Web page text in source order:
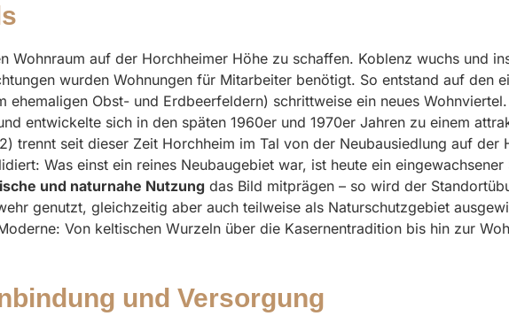
Wohnraum auf der Horchheimer Höhe zu schaffen. Koblenz wuchs und
wurden Wohnungen für Mitarbeiter benötigt. So entstand auf den
Obst- und Erdbeerfeldern) schrittweise ein neues
entwickelte sich in den späten 1960er und 1970er Jahren zu einem
trennt seit dieser Zeit Horchheim im Tal von der Neubausiedlung auf der
Was einst ein reines Neubaugebiet war, ist heute ein
und naturnahe Nutzung das Bild mitprägen – so wird der
genutzt, gleichzeitig aber auch teilweise als Naturschutzgebiet
Von keltischen Wurzeln über die Kasernentradition bis hin zur
und Versorgung